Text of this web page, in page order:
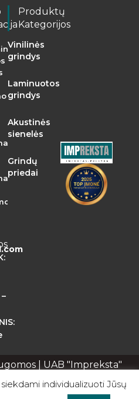
Produktų
Kategorijos
Vinilinės
grindys
Laminuotos
grindys
Akustinės
sienelės
Grindų
priedai
| UAB "Impreksta"
Privatumo politika
individualizuoti Jūsų